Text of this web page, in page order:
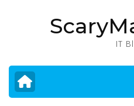
drücken)
IT